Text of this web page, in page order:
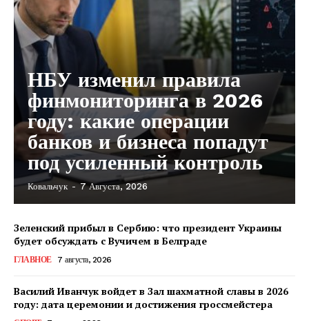
НБУ изменил правила
финмониторинга в 2026
году: какие операции
банков и бизнеса попадут
под усиленный контроль
Ковальчук - 7 Августа, 2026
Зеленский прибыл в Сербию: что президент Украины
будет обсуждать с Вучичем в Белграде
ГЛАВНОЕ 7 августа, 2026
Василий Иванчук войдет в Зал шахматной славы в 2026
году: дата церемонии и достижения гроссмейстера